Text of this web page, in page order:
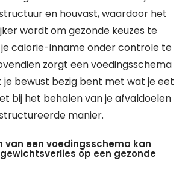
en houvast, waardoor het
wordt om gezonde keuzes te
calorie-inname onder controle te
zorgt een voedingsschema
bewust bezig bent met wat je eet
bij het behalen van je afvaldoelen
manier.
van een voedingsschema kan
op een gezonde